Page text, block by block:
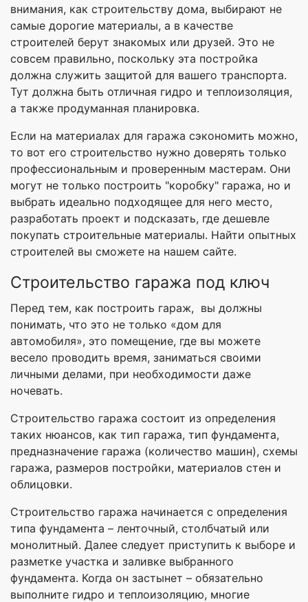
внимания, как строительству дома, выбирают не
самые дорогие материалы, а в качестве
строителей берут знакомых или друзей. Это не
совсем правильно, поскольку эта постройка
должна служить защитой для вашего транспорта.
Тут должна быть отличная гидро и теплоизоляция,
а также продуманная планировка.
Если на материалах для гаража сэкономить можно,
то вот его строительство нужно доверять только
профессиональным и проверенным мастерам. Они
могут не только построить "коробку" гаража, но и
выбрать идеально подходящее для него место,
разработать проект и подсказать, где дешевле
покупать строительные материалы. Найти опытных
строителей вы сможете на нашем сайте.
Строительство гаража под ключ
Перед тем, как построить гараж, вы должны
понимать, что это не только «дом для
автомобиля», это помещение, где вы можете
весело проводить время, заниматься своими
личными делами, при необходимости даже
ночевать.
Строительство гаража состоит из определения
таких нюансов, как тип гаража, тип фундамента,
предназначение гаража (количество машин), схемы
гаража, размеров постройки, материалов стен и
облицовки.
Строительство гаража начинается с определения
типа фундамента – ленточный, столбчатый или
монолитный. Далее следует приступить к выборе и
разметке участка и заливке выбранного
фундамента. Когда он застынет – обязательно
выполните гидро и теплоизоляцию, многие